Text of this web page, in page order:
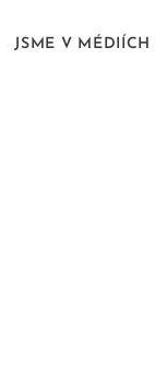
JSME V MÉDIÍCH